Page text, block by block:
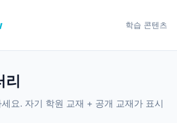
학습 콘텐츠
요. 자기 학원 교재 + 공개 교재가 표시